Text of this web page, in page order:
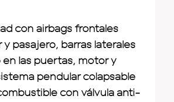
con airbags frontales
pasajero, barras laterales
las puertas, motor y
pendular colapsable
con válvula anti-